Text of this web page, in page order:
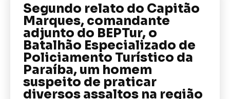
Segundo relato do Capitão
Marques, comandante
adjunto do BEPTur, o
Batalhão Especializado de
Policiamento Turístico da
Paraíba, um homem
suspeito de praticar
diversos assaltos na região